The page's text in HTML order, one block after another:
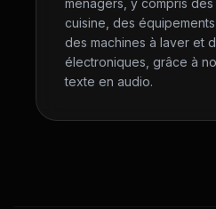
ménagers, y compris
cuisine, des
des machines à laver et
électroniques, grâce à
texte en audio.